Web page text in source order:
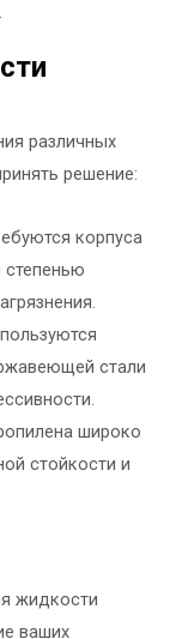
различных
решение:
корпуса
стали
широко
стойкости и
жидкости
ваших